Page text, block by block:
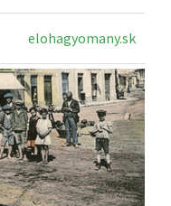
elohagyomany.sk